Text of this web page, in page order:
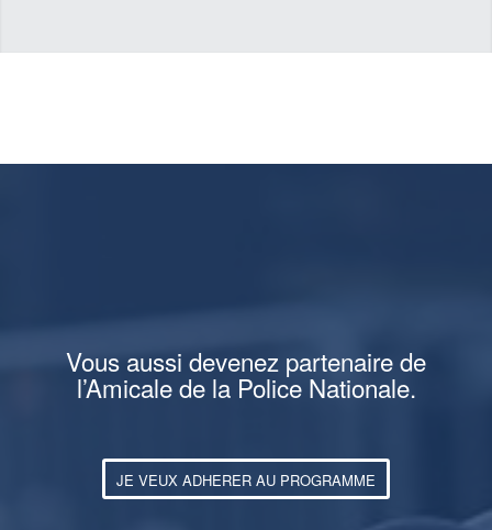
Vous aussi devenez partenaire de
l’Amicale de la Police Nationale.
JE VEUX ADHERER AU PROGRAMME